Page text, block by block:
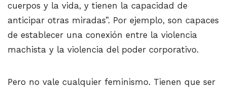
cuerpos y la vida, y tienen la capacidad de
anticipar otras miradas”. Por ejemplo, son capaces
de establecer una conexión entre la violencia
machista y la violencia del poder corporativo.
Pero no vale cualquier feminismo. Tienen que ser